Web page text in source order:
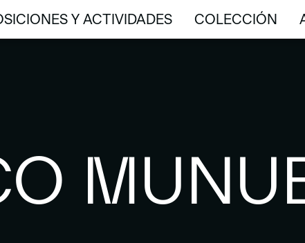
Y ACTIVIDADES
Y ACTIVIDADES
COLECCIÓN
COLECCIÓN